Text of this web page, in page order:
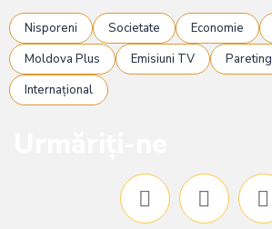
Nisporeni Societate Economie
Moldova Plus
Emisiuni TV Pareting
Internațional